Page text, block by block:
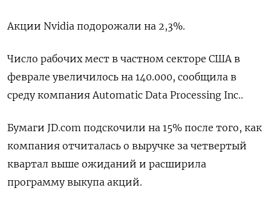
Акции Nvidia подорожали на 2,3%.
Число рабочих мест в частном секторе США в
феврале увеличилось на 140.000, сообщила в
среду компания Automatic Data Processing Inc..
Бумаги JD.com подскочили на 15% после того, как
компания отчиталась о выручке за четвертый
квартал выше ожиданий и расширила
программу выкупа акций.